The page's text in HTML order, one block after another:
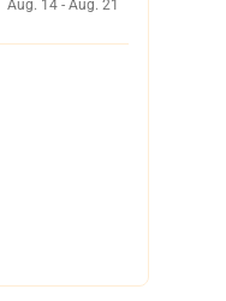
Aug. 14 - Aug. 21